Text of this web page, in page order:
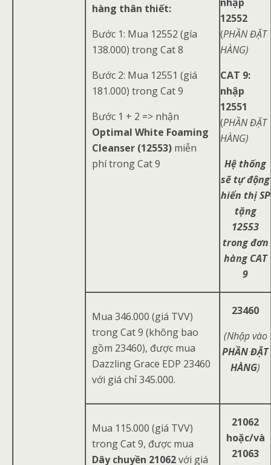
hàng thân thiết:
Bước 1: Mua 12552 (gía
138.000) trong Cat 8
Bước 2: Mua 12551 (giá
181.000) trong Cat 9
Bước 1 + 2 => nhận
Optimal White Foaming
Cleanser (12553) miễn
phí trong Cat 9
12552
(PHẦN ĐẶT
HÀNG)
CAT 9:
nhập
12551
(PHẦN ĐẶT
HÀNG)
Hệ thống
sẽ tự động
hiển thị SP
tặng
12553
trong đơn
hàng CAT
9
Mua 346.000 (giá TVV)
trong Cat 9 (không bao
gồm 23460), được mua
Dazzling Grace EDP 23460
với giá chỉ 345.000.
23460
(Nhập vào
PHẦN ĐẶT
HÀNG)
Mua 115.000 (giá TVV)
trong Cat 9, được mua
Dây chuyền 21062với giá
21062
hoặc/và
21063